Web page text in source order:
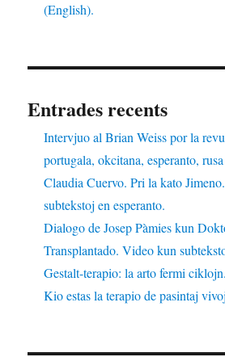
(English).
Entrades recents
Intervjuo al Brian Weiss por la
portugala, okcitana, esperanto,
Claudia Cuervo. Pri la kato
subtekstoj en esperanto.
Dialogo de Josep Pàmies kun
Transplantado. Video kun
Gestalt-terapio: la arto fermi ciklojn.
Kio estas la terapio de pasintaj